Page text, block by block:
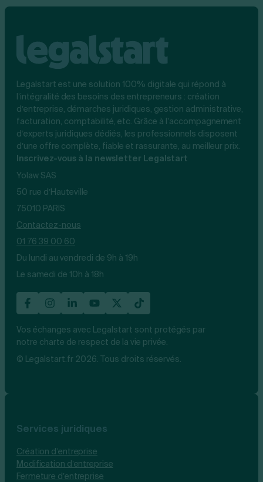
Legalstart est une solution 100% digitale qui répond à
l’intégralité des besoins des entrepreneurs : création
d’entreprise, démarches juridiques, gestion administrative,
facturation, comptabilité, etc. Grâce à l’accompagnement
d’experts juridiques dédiés, les professionnels disposent
d’une offre complète, fiable et rassurante, au meilleur prix.
Inscrivez-vous à la newsletter Legalstart
Yolaw SAS
50 rue d’Hauteville
75010 PARIS
Contactez-nous
01 76 39 00 60
Du lundi au vendredi de 9h à 19h
Le samedi de 10h à 18h
Vos échanges avec Legalstart sont protégés par
notre charte de respect de la vie privée.
© Legalstart.fr 2026. Tous droits réservés.
Services juridiques
Création d’entreprise
Modification d’entreprise
Fermeture d’entreprise